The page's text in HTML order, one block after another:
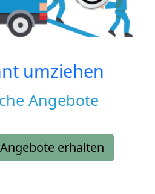
umziehen
Angebote
erhalten